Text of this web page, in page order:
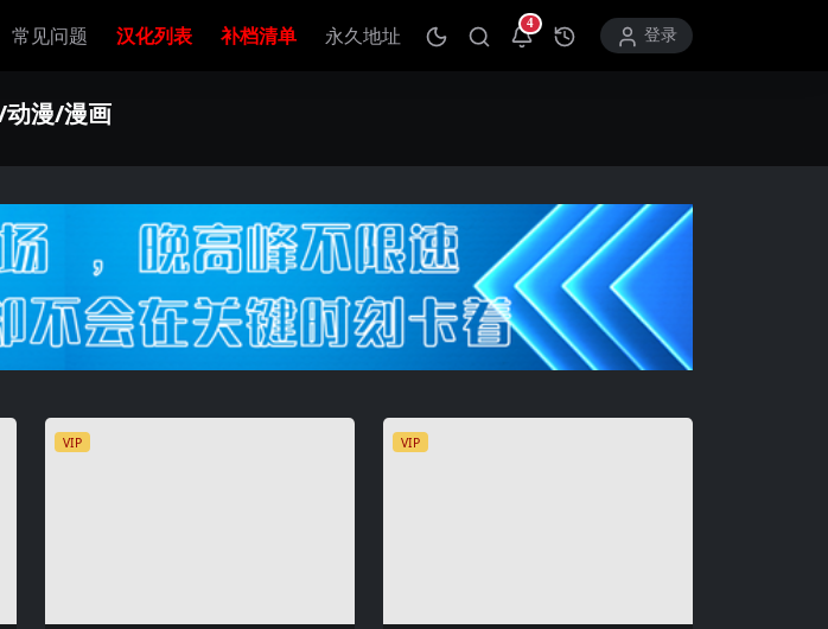
常见问题 汉化列表 补档清单 永久地址 4
打开通知中心登录
漫/漫画
VIP VIP